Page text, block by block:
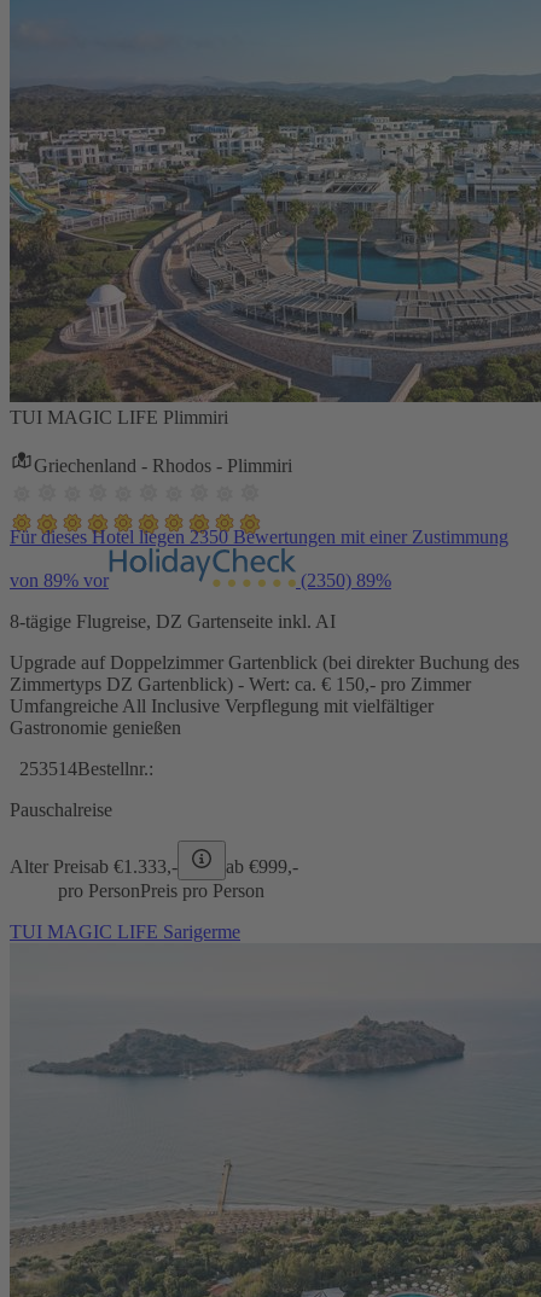
TUI MAGIC LIFE Plimmiri
Griechenland - Rhodos - Plimmiri
Für dieses Hotel liegen 2350 Bewertungen mit einer Zustimmung
von 89% vor (2350) 89%
8-tägige Flugreise, DZ Gartenseite inkl. AI
Upgrade auf Doppelzimmer Gartenblick (bei direkter Buchung des
Zimmertyps DZ Gartenblick) - Wert: ca. € 150,- pro Zimmer
Umfangreiche All Inclusive Verpflegung mit vielfältiger
Gastronomie genießen
253514Bestellnr.:
Pauschalreise
Alter Preisab €1.333,- ab €999,-
pro PersonPreis pro Person
TUI MAGIC LIFE Sarigerme